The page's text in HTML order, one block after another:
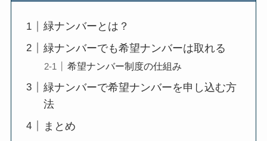
緑ナンバーとは？
緑ナンバーでも希望ナンバーは取れる
希望ナンバー制度の仕組み
緑ナンバーで希望ナンバーを申し込む方
法
まとめ